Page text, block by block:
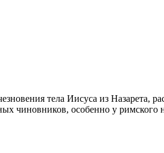
тела Иисуса из Назарета,
чиновников, особенно у римского